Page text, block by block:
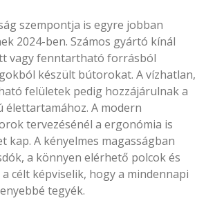
szempontja is egyre jobban
2024-ben. Számos gyártó kínál
vagy fenntartható forrásból
készült bútorokat. A vízhatlan,
felületek pedig hozzájárulnak a
élettartamához. A modern
tervezésénél a ergonómia is
kap. A kényelmes magasságban
a könnyen elérhető polcok és
célt képviselik, hogy a mindennapi
tegyék.